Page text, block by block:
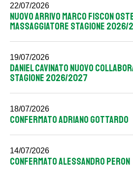
22/07/2026
NUOVO ARRIVO MARCO FISCON
MASSAGGIATORE STAGIONE
19/07/2026
DANIEL CAVINATO NUOVO
STAGIONE 2026/2027
18/07/2026
CONFERMATO ADRIANO GOTTARDO
14/07/2026
CONFERMATO ALESSANDRO PERON